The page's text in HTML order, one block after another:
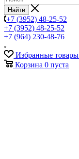
Найти
+7 (3952) 48-25-52
+7 (3952) 48-25-52
+7 (964) 230-48-76
Избранные товары
Корзина 0 пуста